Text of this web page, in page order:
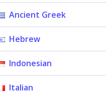
Ancient Greek
Hebrew
Indonesian
Italian